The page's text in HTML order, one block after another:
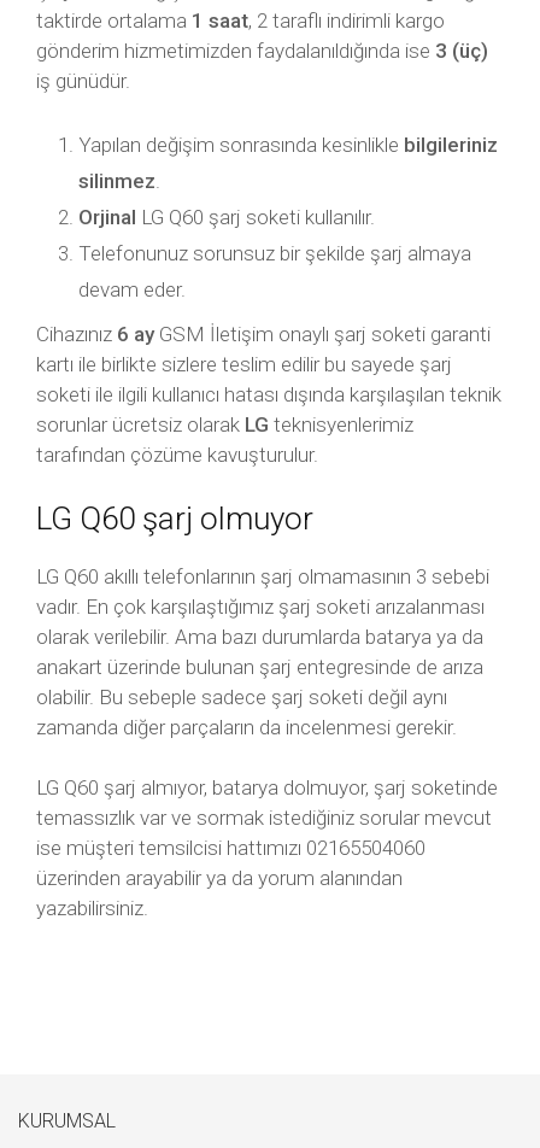
taktirde ortalama 1 saat, 2 taraflı indirimli kargo
gönderim hizmetimizden faydalanıldığında ise 3 (üç)
iş günüdür.
Yapılan değişim sonrasında kesinlikle bilgileriniz
silinmez.
Orjinal LG Q60 şarj soketi kullanılır.
Telefonunuz sorunsuz bir şekilde şarj almaya
devam eder.
Cihazınız 6 ayGSM İletişim onaylı şarj soketi garanti
kartı ile birlikte sizlere teslim edilir bu sayede şarj
soketi ile ilgili kullanıcı hatası dışında karşılaşılan teknik
sorunlar ücretsiz olarak LG teknisyenlerimiz
tarafından çözüme kavuşturulur.
LG Q60 şarj olmuyor
LG Q60 akıllı telefonlarının şarj olmamasının 3 sebebi
vadır. En çok karşılaştığımız şarj soketi arızalanması
olarak verilebilir. Ama bazı durumlarda batarya ya da
anakart üzerinde bulunan şarj entegresinde de arıza
olabilir. Bu sebeple sadece şarj soketi değil aynı
zamanda diğer parçaların da incelenmesi gerekir.
LG Q60 şarj almıyor, batarya dolmuyor, şarj soketinde
temassızlık var ve sormak istediğiniz sorular mevcut
ise müşteri temsilcisi hattımızı 02165504060
üzerinden arayabilir ya da yorum alanından
yazabilirsiniz.
KURUMSAL